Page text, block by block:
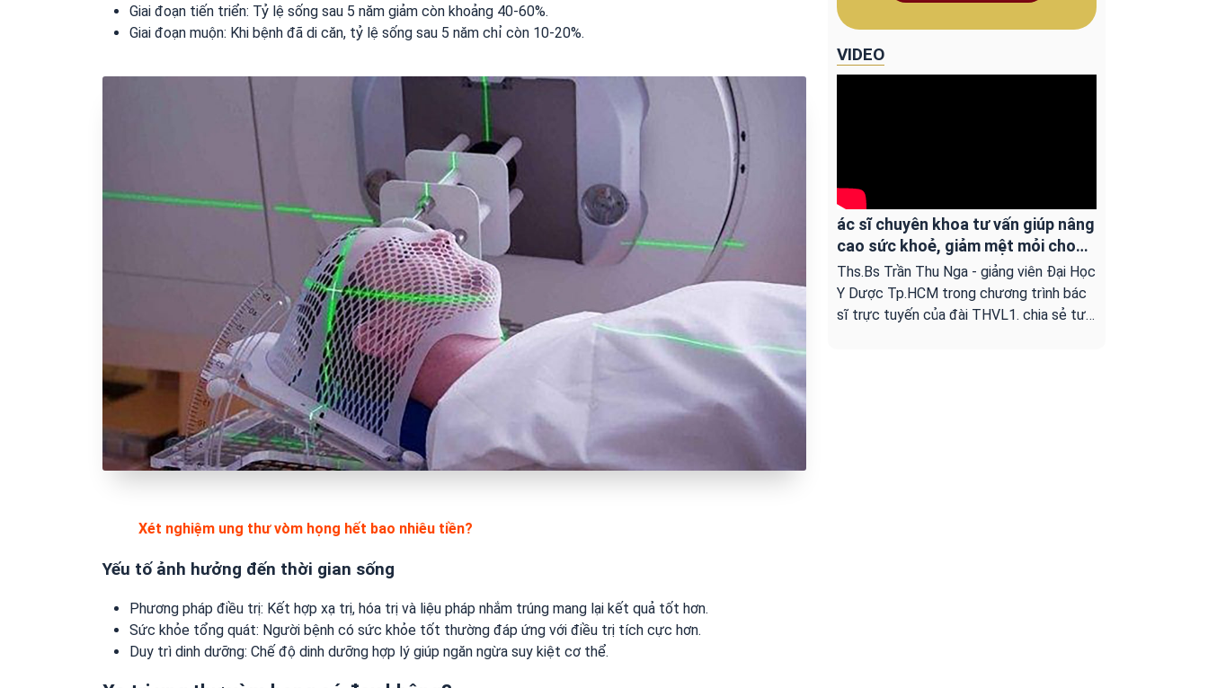
Giai đoạn tiến triển: Tỷ lệ sống sau 5 năm giảm còn khoảng 40-60%.
Giai đoạn muộn: Khi bệnh đã di căn, tỷ lệ sống sau 5 năm chỉ còn 10-20%.
Xét nghiệm ung thư vòm họng hết bao nhiêu tiền?
Yếu tố ảnh hưởng đến thời gian sống
Phương pháp điều trị: Kết hợp xạ trị, hóa trị và liệu pháp nhắm trúng mang lại kết quả tốt hơn.
Sức khỏe tổng quát: Người bệnh có sức khỏe tốt thường đáp ứng với điều trị tích cực hơn.
Duy trì dinh dưỡng: Chế độ dinh dưỡng hợp lý giúp ngăn ngừa suy kiệt cơ thể.
VIDEO
ác sĩ chuyên khoa tư vấn giúp nâng
cao sức khoẻ, giảm mệt mỏi cho
người ung bướu
Ths.Bs Trần Thu Nga - giảng viên Đại Học
Y Dược Tp.HCM trong chương trình bác
sĩ trực tuyến của đài THVL1. chia sẻ tư